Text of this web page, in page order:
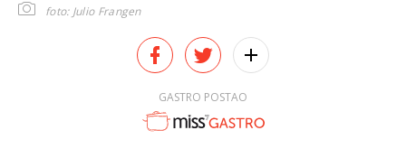
foto: Julio Frangen
GASTRO POSTAO